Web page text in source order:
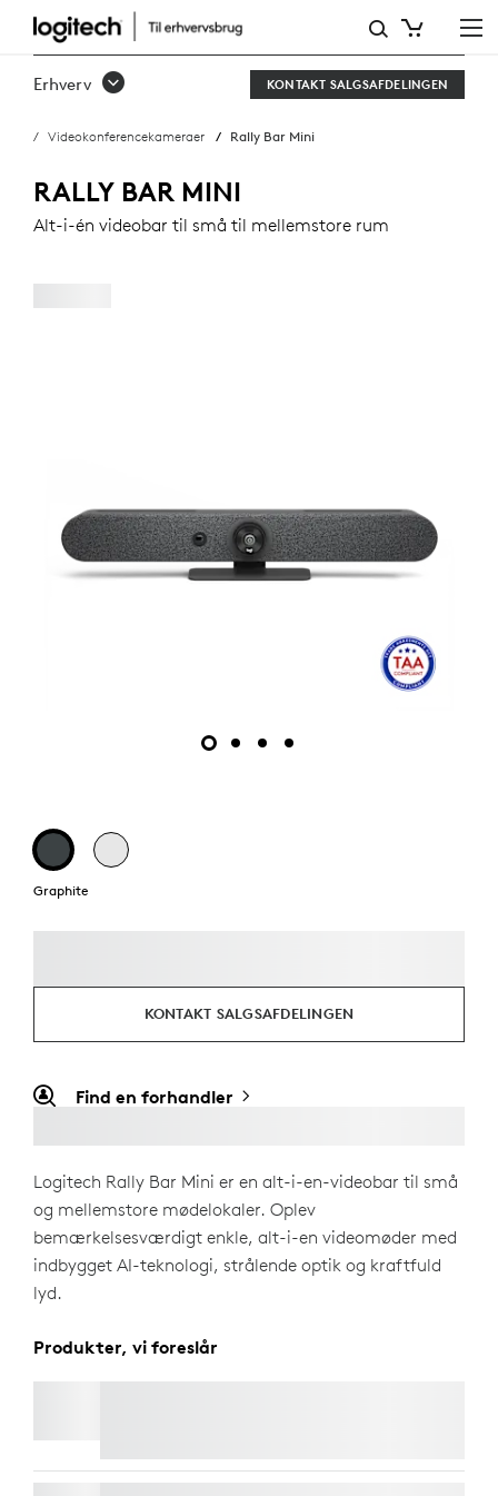
RALLY
BAR
Erhverv KONTAKT SALGSAFDELINGEN
Videokonferencekameraer Rally Bar Mini
RALLY BAR MINI
Alt-i-én videobar til små til mellemstore rum
Graphite
KONTAKT SALGSAFDELINGEN
Find en forhandler
Logitech Rally Bar Mini er en alt-i-en-videobar til små
og mellemstore mødelokaler. Oplev
bemærkelsesværdigt enkle, alt-i-en videomøder med
indbygget AI-teknologi, strålende optik og kraftfuld
lyd.
Produkter, vi foreslår